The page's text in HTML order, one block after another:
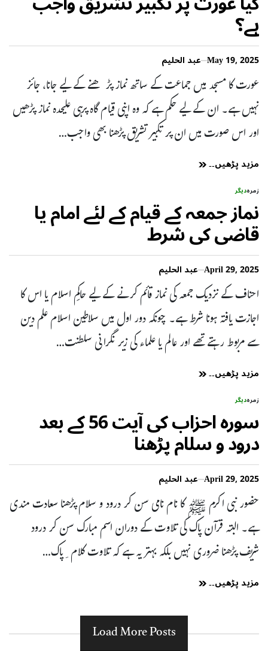
ہے؟
May 19, 2025 عبد الحلیم
عورت کا مسجد میں جماعت کے ساتھ نماز پڑھنے کے لیے جانا، جائز
نہیں ہے۔ ان کے لیے حکم ہے کہ وہ اپنی قیام گاہ پرہی علیحدہ نماز پڑھیں
اور اس صورت میں ان پر تکبیر تشریق پڑھنا بھی واجب…
مزید پڑھیں۔۔
زمرہدیگر
نماز جمعہ کے قیام کے لئے امام یا
قاضی کی شرط
April 29, 2025 عبد الحلیم
احناف کے نزدیک جمعہ کی نماز قائم کرنے کے لیے حاکمِ اسلام یا اس کا
اجازت یافتہ ہونا شرط ہے۔ چونکہ دور اول میں سلاطین اسلام علم دین
سے مربوط رہتے تھے اور عالم یا علماء کی زیر نگرانی سلطنت…
مزید پڑھیں۔۔
زمرہدیگر
سورہ احزاب کی آیت 56 کے بعد
درود و سلام پڑھنا
April 29, 2025 عبد الحلیم
حضور نبی اکرم ﷺ کا نام نامی سن کر درود و سلام پڑھنا سعادت مندی
ہے۔ البتہ قرآن پاک کی تلاوت کے دوران اسم مبارک سن کر درود
شریف پڑھنا ضروری نہیں بلکہ بہتر یہ ہے کہ تلاوت کلام ِپاک…
مزید پڑھیں۔۔
Load More Posts